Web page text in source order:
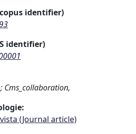
identifier)
identifier)
Cms_collaboration,
(Journal article)